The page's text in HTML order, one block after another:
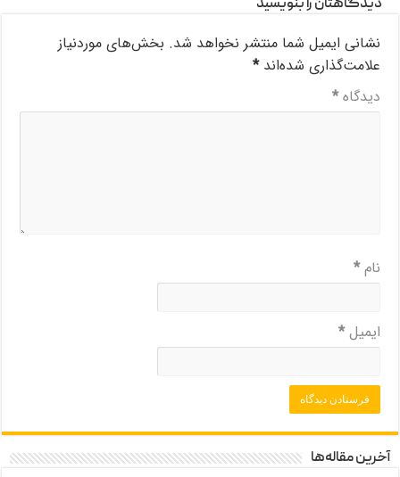
دیدگاهتان را بنویسید
نشانی ایمیل شما منتشر نخواهد شد. بخش‌های موردنیاز
علامت‌گذاری شده‌اند*
دیدگاه*
نام*
ایمیل*
آخرین مقاله‌ها